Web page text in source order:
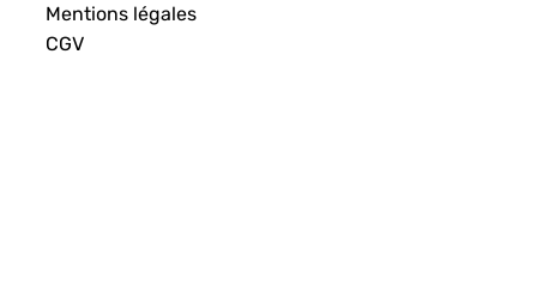
Mentions légales
CGV